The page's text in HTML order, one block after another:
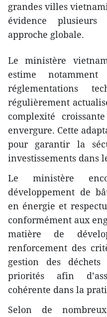
grandes villes
évidence
approche globale.
Le ministère
estime
réglementations
régulièrement
complexité
envergure. Cette
pour garantir la
investissements dans
Le ministère
développement de
en énergie et
conformément aux
matière de
renforcement des
gestion des
priorités afin
cohérente dans la
Selon de